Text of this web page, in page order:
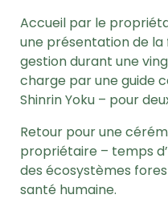
Accueil par le
une présentation de la
gestion durant une
charge par une guide
Shinrin Yoku – pour
Retour pour une
propriétaire – temps
des écosystèmes
santé humaine.